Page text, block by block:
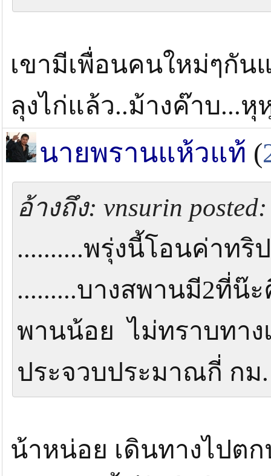
เขามีเพื่อนคนใหม่ๆกั
ลุงไก่แล้ว..ม้างค๊าบ...
นายพรานแห้วแท้ (
อ้างถึง: vnsurin
..........พรุ่งนี้โอนค่าทริ
.........บางสพานมี2ที่
พานน้อย ไม่ทราบทาง
ประจวบประมาณกี่ กม.
น้าหน่อย เดินทางไปต